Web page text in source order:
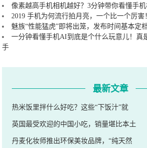
像素越高手机相机越好？3分钟带你看懂手
2019 手机为何流行拍月亮，一个比一个厉害
魅族“性能猛虎”即将出笼，发布时间基本定
一分钟看懂手机AI到底是个什么玩意儿！真
手
最新文章
热米饭里拌什么好吃？这些“下饭汁”就
英国最受欢迎的中国小吃，销量堪比本土
丹麦化妆师推出环保美妆品牌，“纯天然